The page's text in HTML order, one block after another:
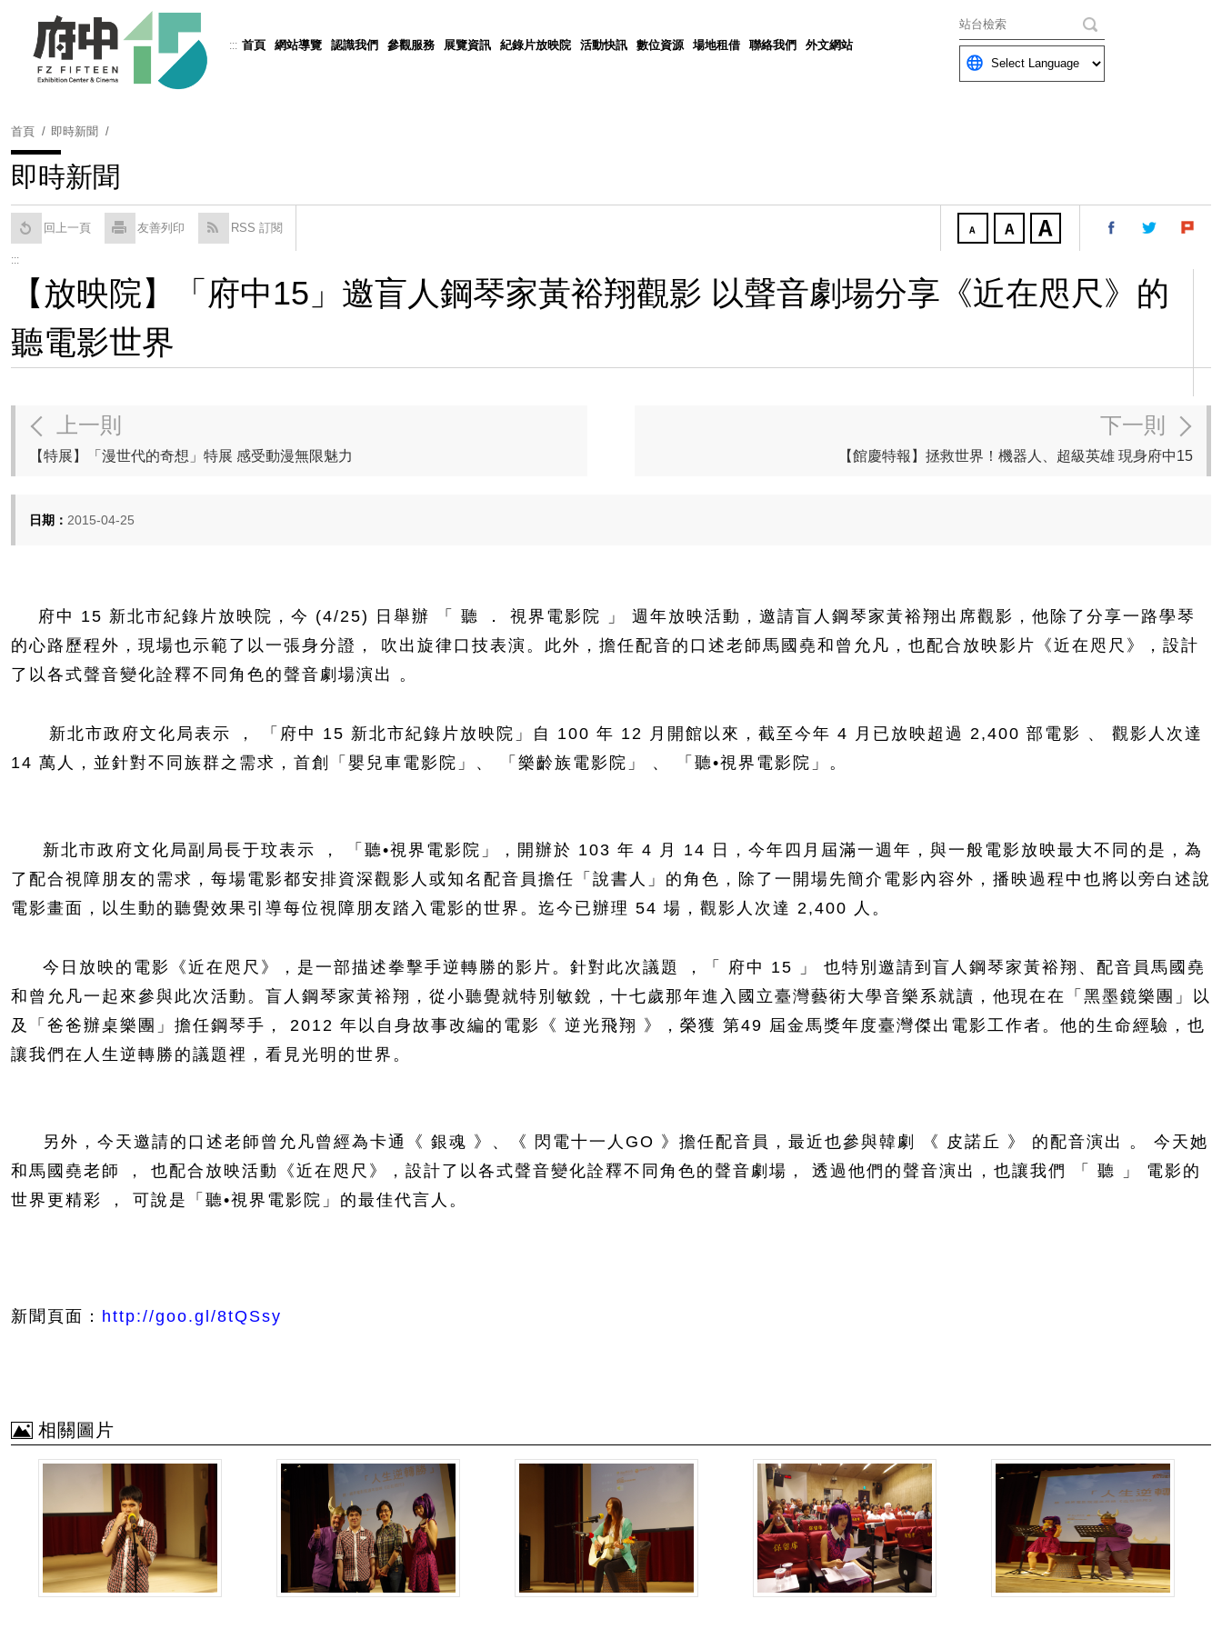
::: 首頁 網站導覽 認識我們 參觀服務 展覽資訊 紀錄片放映院 活動快訊 數位資源 場地租借 聯絡我們 外文網站
關鍵字
Powered by Translate
首頁 即時新聞
即時新聞
回上一頁 友善列印 RSS 訂閱
:::
【放映院】「府中15」邀盲人鋼琴家黃裕翔觀影 以聲音劇場分享《近在咫尺》的
聽電影世界
上一則
【特展】「漫世代的奇想」特展 感受動漫無限魅力
下一則
【館慶特報】拯救世界！機器人、超級英雄 現身府中15
日期： 2015-04-25
府中 15 新北市紀錄片放映院，今 (4/25) 日舉辦 「 聽 ． 視界電影院 」 週年放映活動，邀請盲人鋼琴家黃裕翔出席觀影，他除了分享一路學琴
的心路歷程外，現場也示範了以一張身分證， 吹出旋律口技表演。此外，擔任配音的口述老師馬國堯和曾允凡，也配合放映影片《近在咫尺》，設計
了以各式聲音變化詮釋不同角色的聲音劇場演出 。
新北市政府文化局表示 ， 「府中 15 新北市紀錄片放映院」自 100 年 12 月開館以來，截至今年 4 月已放映超過 2,400 部電影 、 觀影人次達
14 萬人，並針對不同族群之需求，首創「嬰兒車電影院」、 「樂齡族電影院」 、 「聽•視界電影院」。
新北市政府文化局副局長于玟表示 ， 「聽•視界電影院」，開辦於 103 年 4 月 14 日，今年四月屆滿一週年，與一般電影放映最大不同的是，為
了配合視障朋友的需求，每場電影都安排資深觀影人或知名配音員擔任「說書人」的角色，除了一開場先簡介電影內容外，播映過程中也將以旁白述說
電影畫面，以生動的聽覺效果引導每位視障朋友踏入電影的世界。迄今已辦理 54 場，觀影人次達 2,400 人。
今日放映的電影《近在咫尺》，是一部描述拳擊手逆轉勝的影片。針對此次議題 ，「 府中 15 」 也特別邀請到盲人鋼琴家黃裕翔、配音員馬國堯
和曾允凡一起來參與此次活動。盲人鋼琴家黃裕翔，從小聽覺就特別敏銳，十七歲那年進入國立臺灣藝術大學音樂系就讀，他現在在「黑墨鏡樂團」以
及「爸爸辦桌樂團」擔任鋼琴手， 2012 年以自身故事改編的電影《 逆光飛翔 》，榮獲 第49 屆金馬獎年度臺灣傑出電影工作者。他的生命經驗，也
讓我們在人生逆轉勝的議題裡，看見光明的世界。
另外，今天邀請的口述老師曾允凡曾經為卡通《 銀魂 》、《 閃電十一人GO 》擔任配音員，最近也參與韓劇 《 皮諾丘 》 的配音演出 。 今天她
和馬國堯老師 ， 也配合放映活動《近在咫尺》，設計了以各式聲音變化詮釋不同角色的聲音劇場， 透過他們的聲音演出，也讓我們 「 聽 」 電影的
世界更精彩 ， 可說是「聽•視界電影院」的最佳代言人。
新聞頁面： http://goo.gl/8tQSsy
相關圖片